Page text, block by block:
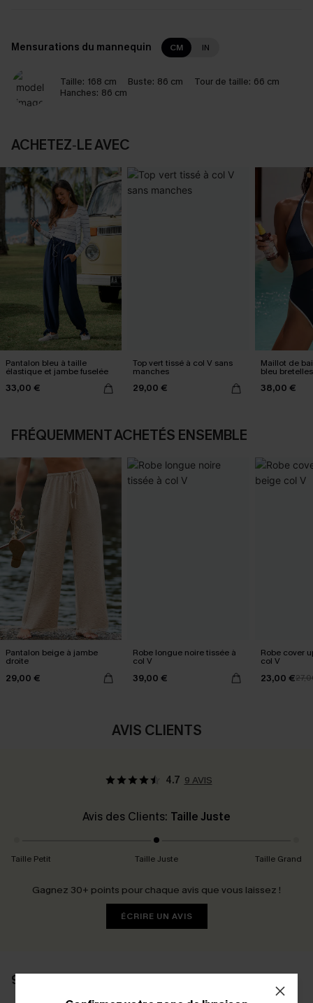
Mensurations du mannequin CM IN
Taille: 168 cm Buste: 86 cm Tour de taille: 66 cm
Hanches: 86 cm
ACHETEZ‑LE AVEC
Pantalon bleu à taille
élastique et jambe fuselée
33,00 €
Top vert tissé à col V sans
manches
29,00 €
Maillot de
bleu
38,00 €
FRÉQUEMMENT ACHETÉS ENSEMBLE
Pantalon beige à jambe
droite
29,00 €
Robe longue noire tissée à
col V
39,00 €
Robe cover
col V
23,00 €
AVIS CLIENTS
4.7 9 AVIS
Avis des Clients: Taille Juste
Taille Petit Taille Juste Taille Grand
Gagnez 30+ points pour chaque avis que vous laissez !
ÉCRIRE UN AVIS
9 AVIS